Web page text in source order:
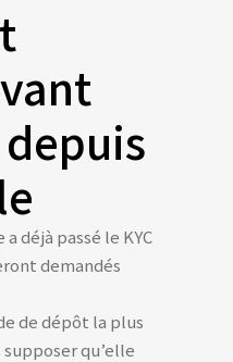
déjà passé le KYC
demandés
de dépôt la plus
qu’elle